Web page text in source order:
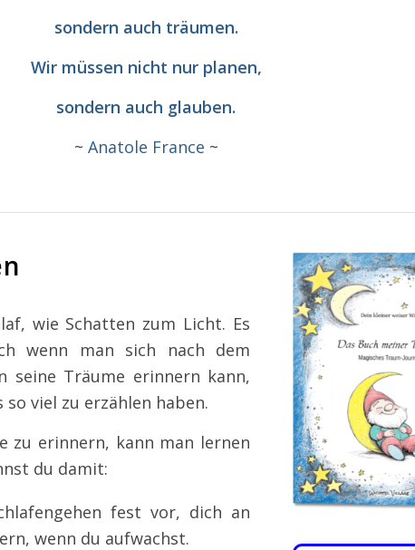
sondern auch träumen.
Wir müssen nicht nur planen,
sondern auch glauben.
~ Anatole France ~
wie Schatten zum Licht. Es
wenn man sich nach dem
seine Träume erinnern kann,
viel zu erzählen haben.
zu erinnern, kann man lernen
du damit:
fest vor, dich an
wenn du aufwachst.